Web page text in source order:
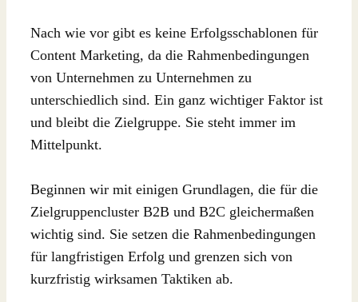
Nach wie vor gibt es keine Erfolgsschablonen für
Content Marketing, da die Rahmenbedingungen
von Unternehmen zu Unternehmen zu
unterschiedlich sind. Ein ganz wichtiger Faktor ist
und bleibt die Zielgruppe. Sie steht immer im
Mittelpunkt.
Beginnen wir mit einigen Grundlagen, die für die
Zielgruppencluster B2B und B2C gleichermaßen
wichtig sind. Sie setzen die Rahmenbedingungen
für langfristigen Erfolg und grenzen sich von
kurzfristig wirksamen Taktiken ab.